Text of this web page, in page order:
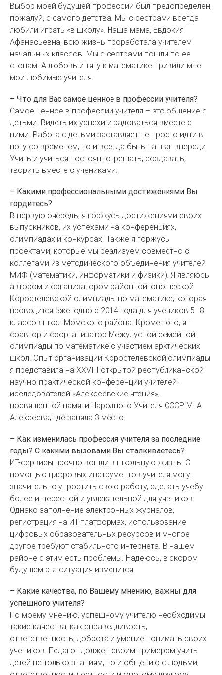
Выбор моей будущей профессии был предопределен,
пожалуй, с самого детства. Мы с сестрами всегда
любили играть «в школу». Наша мама, Евдокия
Афанасьевна, всю жизнь проработала учителем
начальных классов. Мы с сестрами пошли по ее
стопам. А любовь и тягу к математике привили мне
мои любимые учителя.
– Что для Вас самое ценное в профессии учителя?
Самое ценное в профессии учителя – это общение с
детьми. Видеть их успехи и радоваться вместе с
ними. Работа с детьми заставляет не просто идти в
ногу со временем, но и всегда быть на шаг впереди.
Учить и учиться постоянно, решать, создавать,
творить вместе с учениками.
– Какими профессиональными достижениями Вы
гордитесь?
В первую очередь, я горжусь достижениями своих
выпускников, их успехами на конференциях,
олимпиадах и конкурсах. Также я горжусь
проектами, которые мы реализуем совместно с
коллегами из методического объединения учителей
МИФ (математики, информатики и физики). Я являюсь
автором и организатором районной юношеской
Коростелевской олимпиады по математике, которая
проводится ежегодно с 2014 года для учеников 5–8
классов школ Момского района. Кроме того, я –
соавтор и соорганизатор Межулусной семейной
олимпиады по математике с участием арктических
школ. Опыт организации Коростелевской олимпиады
я представила на XXVIII открытой республиканской
научно-практической конференции учителей-
исследователей «Алексеевские чтения»,
посвященной памяти Народного Учителя СССР М. А.
Алексеева, где заняла 3 место.
– Как изменилась профессия учителя за последние
годы? С какими вызовами Вы сталкиваетесь?
ИТ-сервисы прочно вошли в школьную жизнь. С
помощью цифровых инструментов учителя могут
значительно упростить свою работу, сделать учебу
более интересной и увлекательной для учеников.
Однако заполнение электронных журналов,
регистрация на ИТ-платформах, использование
цифровых образовательных ресурсов и многое
другое требуют стабильного интернета. В нашем
районе с этим есть проблемы. Надеюсь, в скором
будущем эта ситуация изменится.
– Какие качества, по Вашему мнению, важны для
успешного учителя?
По моему мнению, успешному учителю необходимы
такие качества, как справедливость,
ответственность, доброта и умение понимать своих
учеников. Педагог должен своим примером учить
детей не только знаниям, но и общению с людьми,